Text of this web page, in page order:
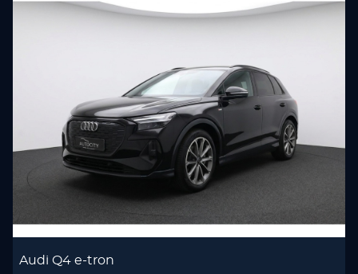
Audi Q4 e-tron